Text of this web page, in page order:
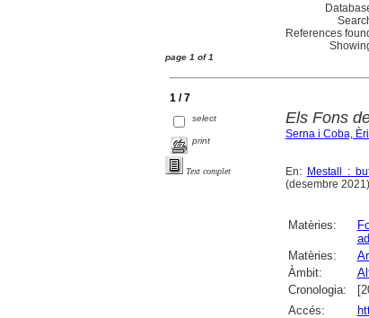
References
page 1 of 1
1 / 7
select
print
Text complet
Els Fons
Serna i Coba,
En: Mestall :
(desembre
Matèries:
Matèries:
Àmbit:
Cronologia:
Accés: